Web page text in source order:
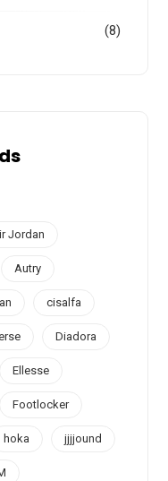
(8)
Jordan
Autry
cisalfa
Diadora
Ellesse
Footlocker
hoka jjjjound